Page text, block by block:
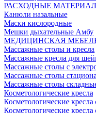
РАСХОДНЫЕ
Канюли назальные
Маски кислородные
Мешки дыхательные Амбу
МЕДИЦИНСКАЯ
Массажные столы и кресла
Массажные кресла для
Массажные столы с
Массажные столы
Массажные столы
Косметологические кресла
Косметологические
Косметологические